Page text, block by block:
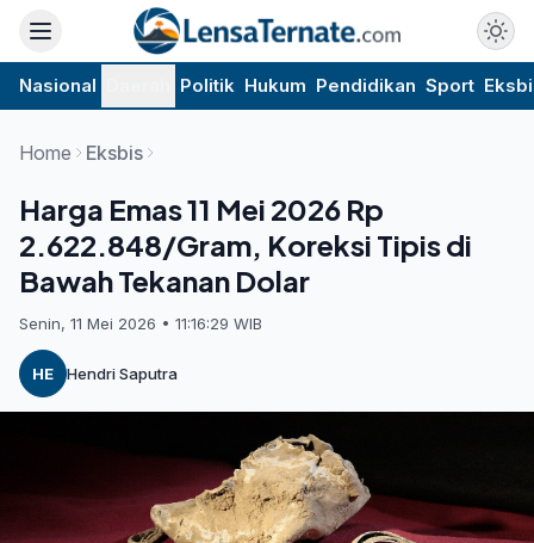
Nasional Politik Hukum Pendidikan Sport
Home Eksbis
Harga Emas 11 Mei 2026 Rp
2.622.848/Gram, Koreksi Tipis di
Bawah Tekanan Dolar
Senin, 11 Mei 2026 • 11:16:29 WIB
HE Hendri Saputra